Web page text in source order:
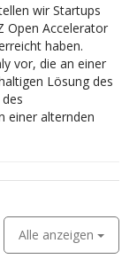
wir Startups
Open Accelerator
haben.
vor, die an einer
Lösung des
einer alternden
Alle anzeigen